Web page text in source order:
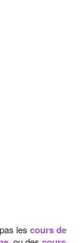
les cours de